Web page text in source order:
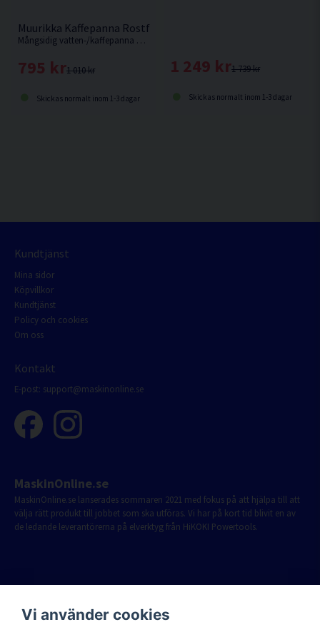
Muurikka Kaffepanna Rostfritt 3,0L
Mångsidig vatten-/kaffepanna av rostfritt stål.
1 010 kr
795 kr
Skickas normalt inom 1-3 dagar
1 739 kr
1 249 kr
Skickas normalt inom 1-3 dagar
Kundtjänst
Mina sidor
Köpvillkor
Kundtjänst
Policy och cookies
Om oss
Kontakt
E-post: support@maskinonline.se
MaskinOnline.se
MaskinOnline.se lanserades sommaren 2021 med fokus på att hjälpa till att
välja rätt produkt till jobbet som ska utföras. Vi har på kort tid blivit en av
de ledande leverantörerna på elverktyg från HiKOKI Powertools.
Vi använder cookies